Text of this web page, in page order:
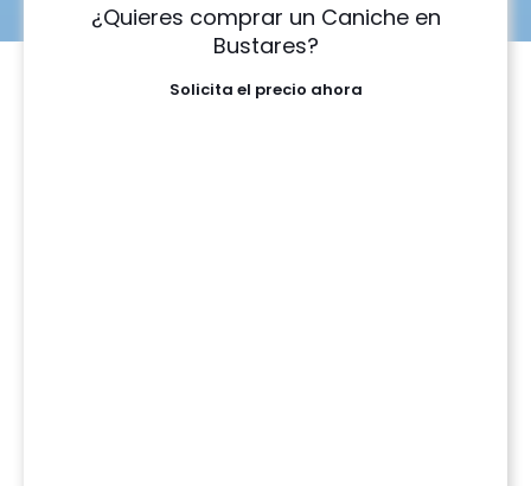
¿Quieres comprar un Caniche en
Bustares?
Solicita el precio ahora